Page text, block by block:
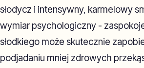
słodycz i intensywny, karmelowy
wymiar psychologiczny -
słodkiego może skutecznie
podjadaniu mniej zdrowych